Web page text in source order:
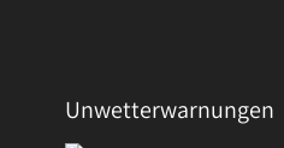
Unwetterwarnungen